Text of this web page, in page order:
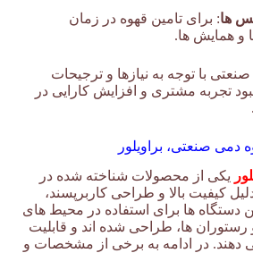
ها: برای تامین قهوه در زمان
و همایش ها.
با توجه به نیازها و ترجیحات
تجربه مشتری و افزایش کارایی در
دمی صنعتی، براویلور
یکی از محصولات شناخته شده در
کیفیت بالا و طراحی کاربرپسند،
دستگاه ها برای استفاده در محیط های
رستوران ها، طراحی شده اند و قابلیت
دهند. در ادامه به برخی از مشخصات و